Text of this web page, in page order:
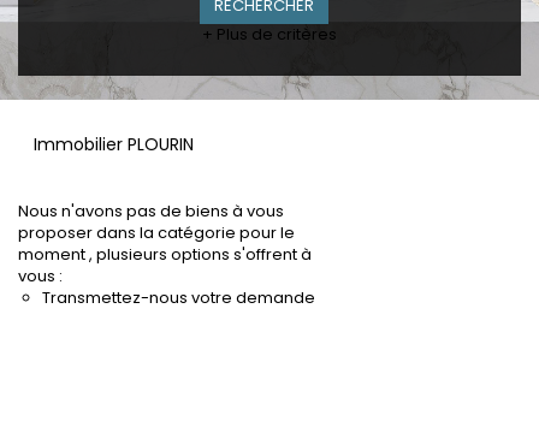
+ Plus de critères
Immobilier PLOURIN
Nous n'avons pas de biens à vous
proposer dans la catégorie pour le
moment , plusieurs options s'offrent à
vous :
Transmettez-nous votre demande